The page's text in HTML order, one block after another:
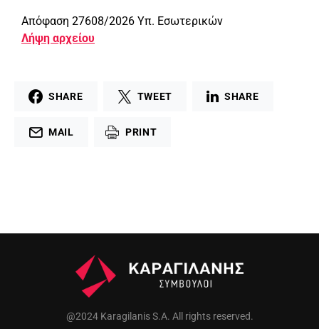
Απόφαση 27608/2026 Υπ. Εσωτερικών
Λήψη αρχείου
SHARE TWEET SHARE
MAIL PRINT
@2024 Karagilanis S.A. All rights reserved.